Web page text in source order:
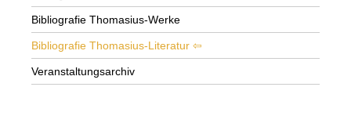
Bibliografie Thomasius-Werke
Bibliografie Thomasius-Literatur
Veranstaltungsarchiv